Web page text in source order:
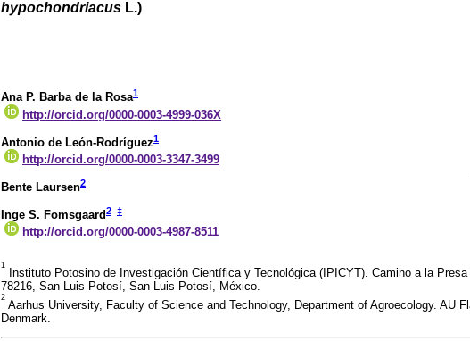
hypochondriacus L.)
Ana P. Barba de la Rosa1
http://orcid.org/0000-0003-4999-036X
Antonio de León-Rodríguez1
http://orcid.org/0000-0003-3347-3499
Bente Laursen2
Inge S. Fomsgaard2 ‡
http://orcid.org/0000-0003-4987-8511
1
Instituto Potosino de Investigación Científica y Tecnológica (IPICYT). Camino a la
78216, San Luis Potosí, San Luis Potosí, México.
2
Aarhus University, Faculty of Science and Technology, Department of Agroecology. AU
Denmark.